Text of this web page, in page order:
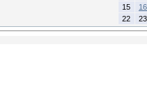
15
16
22
23